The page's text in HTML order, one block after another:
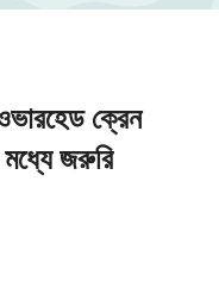
ক্রেন
জরুরি